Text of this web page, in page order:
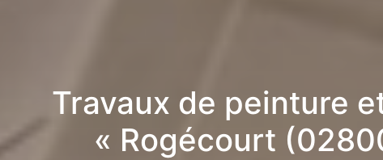
Travaux de peinture
« Rogécourt